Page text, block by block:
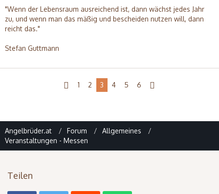
Angelbrüder.at Forum
Allgemeines
Veranstaltungen - Messen
"Wenn der Lebensraum ausreichend ist, dann wächst jedes Jahr
zu, und wenn man das mäßig und bescheiden nutzen will, dann
reicht das."
Stefan Guttmann
1 2 3 4 5 6
Teilen